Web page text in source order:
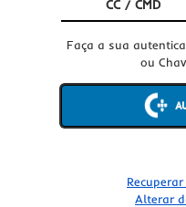
CC / CMD
Faça a sua
ou
Alterar